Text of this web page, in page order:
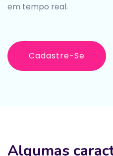
em tempo real.
Cadastre-Se
Algumas